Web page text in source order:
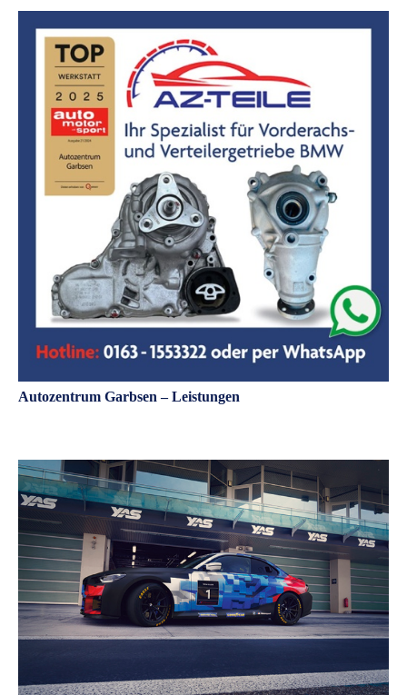
Autozentrum Garbsen – Leistungen